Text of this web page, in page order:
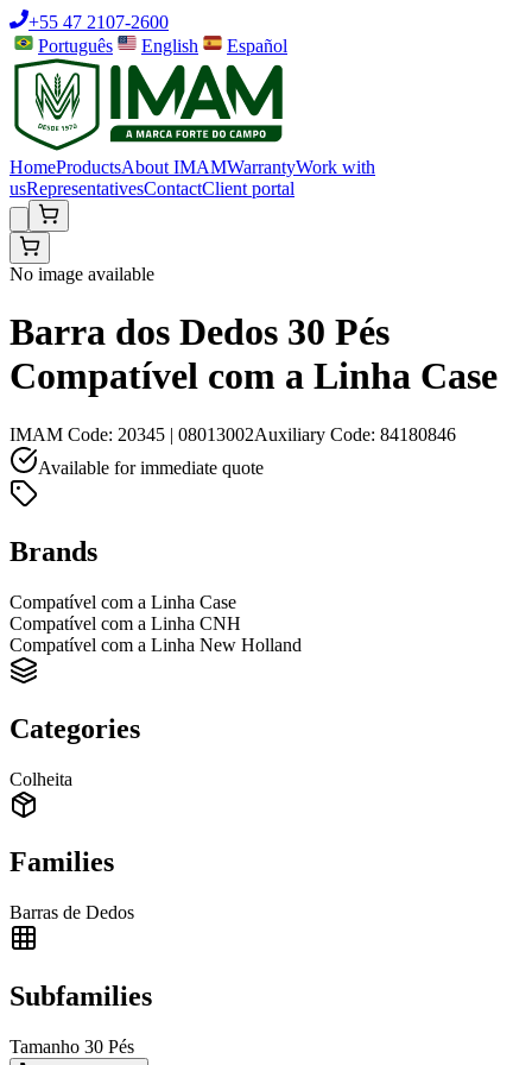
+55 47 2107-2600
Português
English Español
HomeProductsAbout IMAMWarrantyWork with
usRepresentativesContactClient portal
No image available
Barra dos Dedos 30 Pés
Compatível com a Linha Case
IMAM Code: 20345 | 08013002Auxiliary Code: 84180846
Available for immediate quote
Brands
Compatível com a Linha Case
Compatível com a Linha CNH
Compatível com a Linha New Holland
Categories
Colheita
Families
Barras de Dedos
Subfamilies
Tamanho 30 Pés